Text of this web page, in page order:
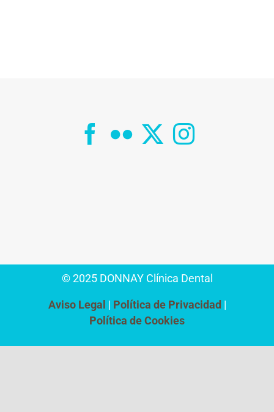
© 2025 DONNAY Clínica Dental
Aviso Legal
Política de Privacidad
Política de Cookies